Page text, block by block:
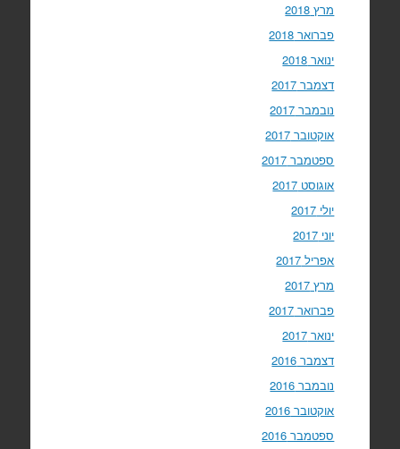
מרץ 2018
פברואר 2018
ינואר 2018
דצמבר 2017
נובמבר 2017
אוקטובר 2017
ספטמבר 2017
אוגוסט 2017
יולי 2017
יוני 2017
אפריל 2017
מרץ 2017
פברואר 2017
ינואר 2017
דצמבר 2016
נובמבר 2016
אוקטובר 2016
ספטמבר 2016